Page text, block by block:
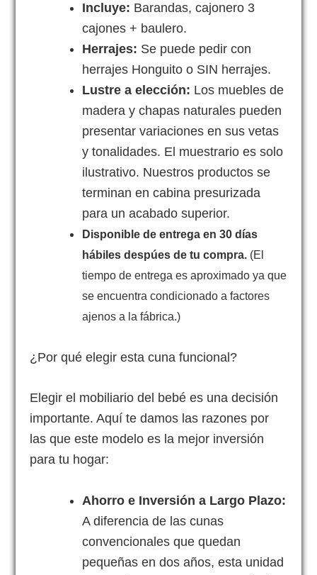
Incluye: Barandas, cajonero 3
cajones + baulero.
Herrajes: Se puede pedir con
herrajes Honguito o SIN herrajes.
Lustre a elección: Los muebles de
madera y chapas naturales pueden
presentar variaciones en sus vetas
y tonalidades. El muestrario es solo
ilustrativo. Nuestros productos se
terminan en cabina presurizada
para un acabado superior.
Disponible de entrega en 30 días
hábiles despúes de tu compra. (El
tiempo de entrega es aproximado ya que
se encuentra condicionado a factores
ajenos a la fábrica.)
¿Por qué elegir esta cuna funcional?
Elegir el mobiliario del bebé es una decisión
importante. Aquí te damos las razones por
las que este modelo es la mejor inversión
para tu hogar:
Ahorro e Inversión a Largo Plazo:
A diferencia de las cunas
convencionales que quedan
pequeñas en dos años, esta unidad